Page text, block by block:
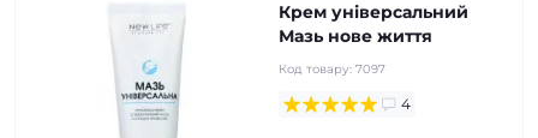
Крем універсальний
Мазь нове життя
Код товару: 7097
4